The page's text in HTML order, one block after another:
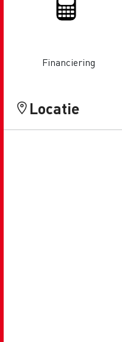
Financiering
Locatie